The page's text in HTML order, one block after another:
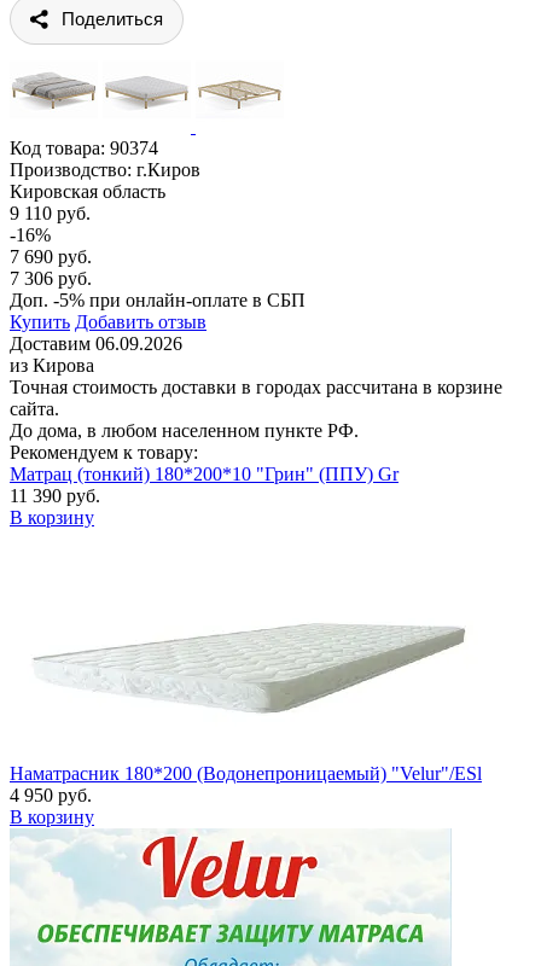
Поделиться
Код товара: 90374
Производство: г.Киров
Кировская область
9 110 руб.
-16%
7 690 руб.
7 306 руб.
Доп. -5% при онлайн-оплате в СБП
Купить Добавить отзыв
Доставим 06.09.2026
из Кирова
Точная стоимость доставки в городах рассчитана в корзине
сайта.
До дома, в любом населенном пункте РФ.
Рекомендуем к товару:
Матрац (тонкий) 180*200*10 "Грин" (ППУ) Gr
11 390 руб.
В корзину
Наматрасник 180*200 (Водонепроницаемый) "Velur"/ESl
4 950 руб.
В корзину